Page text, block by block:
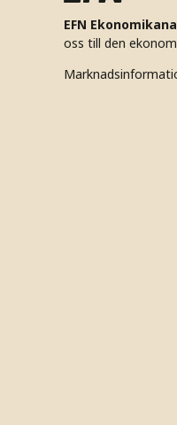
EFN
oss till den